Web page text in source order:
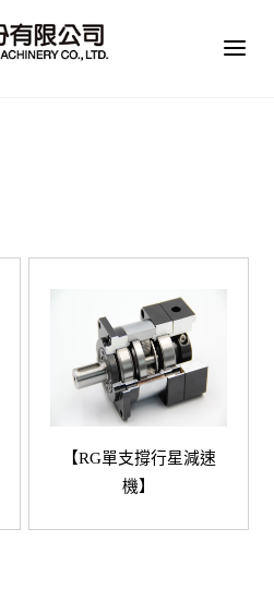
【RG單支撐行星減速
機】